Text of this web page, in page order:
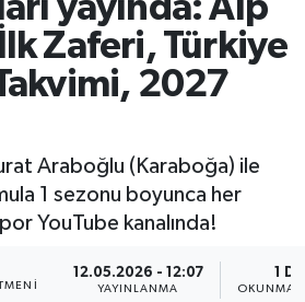
yayında: Alp
Zaferi, Türkiye
2027
Araboğlu (‪‪Karaboğa) ile
1 sezonu boyunca her
YouTube kanalında!‬‬‬‬‬‬‬‬‬‬‬‬‬‬‬‬‬‬‬‬‬‬‬‬‬‬‬‬‬‬‬‬‬‬‬‬‬‬‬‬‬‬‬‬‬‬‬‬‬‬‬‬‬‬‬‬‬‬‬‬‬‬‬‬‬‬‬‬‬‬
12.05.2026 - 12:07
YAYINLANMA
1 DK
OKUNMA